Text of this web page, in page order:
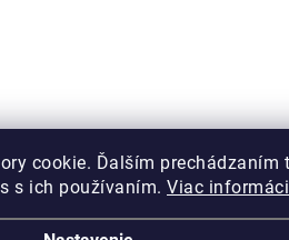
cookie. Ďalším prechádzaním
s ich používaním. Viac